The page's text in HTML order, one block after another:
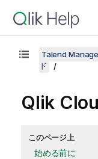
Talend
ド
Qlik
このページ上
始める前に